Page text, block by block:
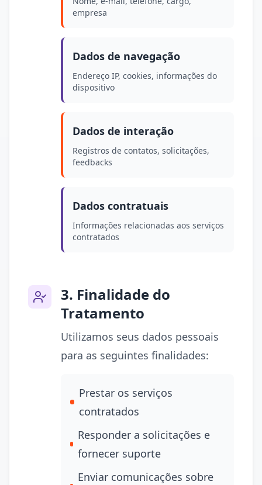
empresa
Dados de navegação
Endereço IP, cookies, informações do
dispositivo
Dados de interação
Registros de contatos, solicitações,
feedbacks
Dados contratuais
Informações relacionadas aos serviços
contratados
3. Finalidade do
Tratamento
Utilizamos seus dados pessoais
para as seguintes finalidades:
Prestar os serviços
contratados
Responder a solicitações e
fornecer suporte
Enviar comunicações sobre